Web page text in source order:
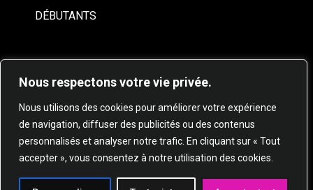
Nous respectons votre vie privée.
Nous utilisons des cookies pour améliorer votre expérience
de navigation, diffuser des publicités ou des contenus
personnalisés et analyser notre trafic. En cliquant sur « Tout
accepter », vous consentez à notre utilisation des cookies.
DÉBUTANTS
© 2025 STUDIO DE DANSE HARMONIE TOUS